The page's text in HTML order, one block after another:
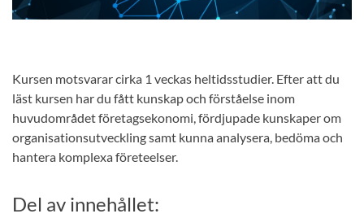
Kursen motsvarar cirka 1 veckas heltidsstudier. Efter att du
läst kursen har du fått kunskap och förståelse inom
huvudområdet företagsekonomi, fördjupade kunskaper om
organisationsutveckling samt kunna analysera, bedöma och
hantera komplexa företeelser.
Del av innehållet: